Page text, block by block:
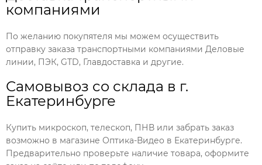
компаниями
По желанию покупятеля мы можем осуществить
отправку заказа транспортными компаниями Деловые
линии, ПЭК, GTD, Главдоставка и другие.
Самовывоз со склада в г.
Екатеринбурге
Купить микроскоп, телескоп, ПНВ или забрать заказ
возможно в магазине Оптика-Видео в Екатеринбурге.
Предварительно проверьте наличие товара, оформите